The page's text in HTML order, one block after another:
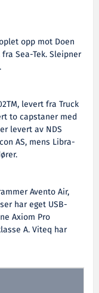
opp mot Doen
Sea-Tek. Sleipner
levert fra Truck
to capstaner med
levert av NDS
AS, mens Libra-
Avento Air,
har eget USB-
Axiom Pro
A. Viteq har